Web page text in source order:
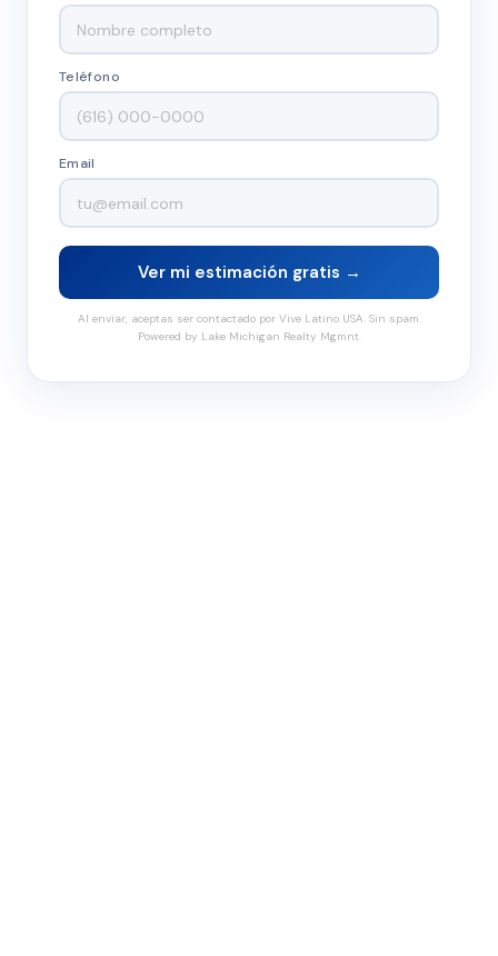
Teléfono
Email
Ver mi estimación gratis →
Al enviar, aceptas ser contactado por Vive Latino USA. Sin spam.
Powered by Lake Michigan Realty Mgmnt.